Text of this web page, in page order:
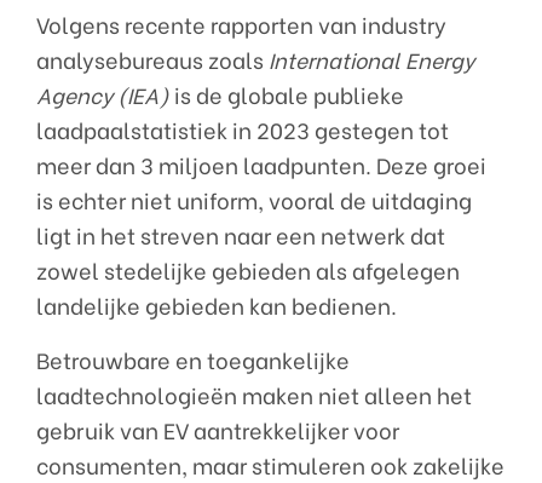
Volgens recente rapporten van industry
analysebureaus zoals International Energy
Agency (IEA)is de globale publieke
laadpaalstatistiek in 2023 gestegen tot
meer dan 3 miljoen laadpunten. Deze groei
is echter niet uniform, vooral de uitdaging
ligt in het streven naar een netwerk dat
zowel stedelijke gebieden als afgelegen
landelijke gebieden kan bedienen.
Betrouwbare en toegankelijke
laadtechnologieën maken niet alleen het
gebruik van EV aantrekkelijker voor
consumenten, maar stimuleren ook zakelijke